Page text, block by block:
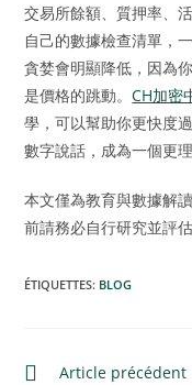
交易所餘額、質押率、
自己的數據檢查清單，
貪婪會明顯降低，因為
是價格的跳動。CH加密
學，可以幫助你更快度
數字說話，成為一個更
本文僅為教育與數據解
前請務必自行研究並評估
ÉTIQUETTES: BLOG
Article précédent